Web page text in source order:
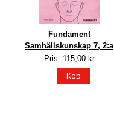
Fundament
Samhällskunskap 7, 2:a
upplagan
Pris: 115,00 kr
Köp